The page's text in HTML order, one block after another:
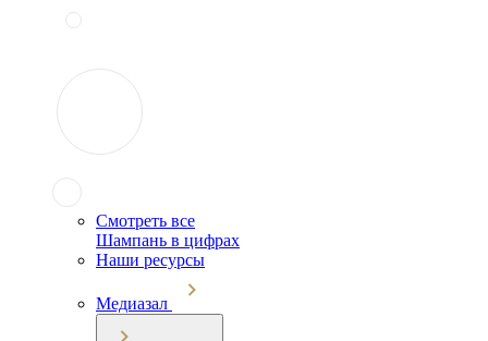
Смотреть все
Шампань в цифрах
Наши ресурсы
Медиазал